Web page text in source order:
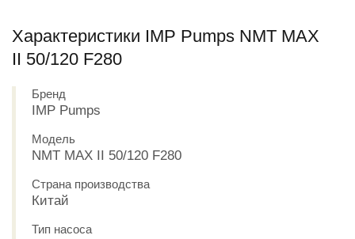
Характеристики IMP Pumps NMT MAX
II 50/120 F280
Бренд
IMP Pumps
Модель
NMT MAX II 50/120 F280
Страна производства
Китай
Тип насоса